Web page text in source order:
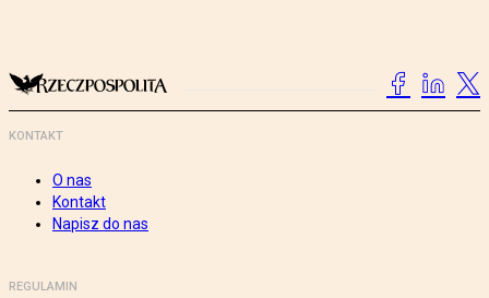
KONTAKT
O nas
Kontakt
Napisz do nas
REGULAMIN